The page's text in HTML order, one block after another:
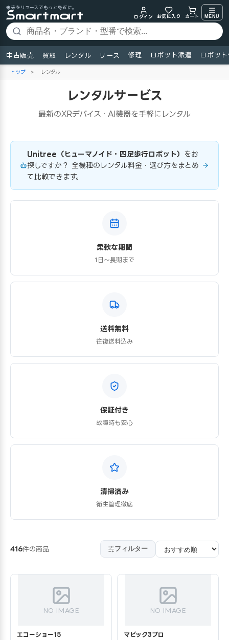
未来をリユースでもっと身近に。
ログイン
お気に入り カート MENU
中古販売 買取 レンタル リース 修理 ロボット派遣 ロボッ
トップ > レンタル
レンタルサービス
最新のXRデバイス・AI機器を手軽にレンタル
Unitree（ヒューマノイド・四足歩行ロボット） をお
探しですか？ 全機種のレンタル料金・選び方をまとめ
て比較できます。
柔軟な期間
1日〜長期まで
送料無料
往復送料込み
保証付き
故障時も安心
清掃済み
衛生管理徹底
416件の商品 フィルター
NO IMAGE
エコーショー15
NO IMAGE
マビック3プロ